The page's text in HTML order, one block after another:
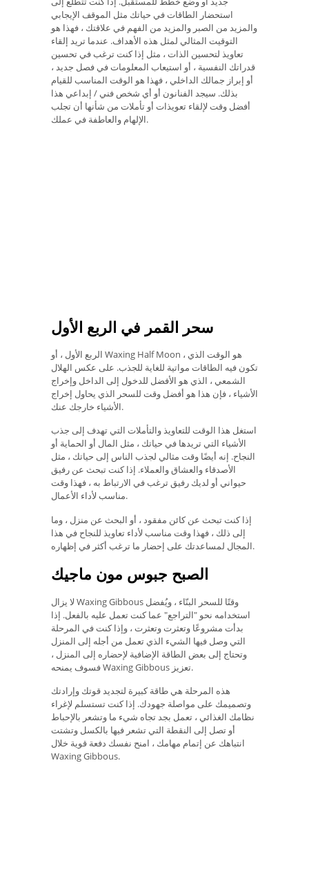
استحضار الطاقات في حياتك مثل الموقف الإيجابي
والمزيد من الصبر والمزيد من الفهم في علاقتك ، فهذا هو
التوقيت المثالي لمثل هذه الأهداف. عندما تريد إلقاء
تعاويذ لتحسين الذات ، مثل إذا كنت ترغب في تحسين
قدراتك النفسية ، أو استيعاب المعلومات في فصل جديد ،
أو إبراز جمالك الداخلي ، فهذا هو الوقت المناسب للقيام
بذلك. سيجد الفنانون أو أي شخص فني / إبداعي هذا
أفضل وقت لإلقاء تعويذات أو تأملات من شأنها أن تجلب
الإلهام والعاطفة في عملك.
سحر القمر في الربع الأول
الربع الأول ، أو Waxing Half Moon ، هو الوقت الذي
تكون فيه الطاقات مواتية للغاية للجذب. على عكس الهلال
الشمعي ، الذي هو الأفضل للدخول إلى الداخل وإخراج
الأشياء ، فإن هذا هو أفضل وقت للسحر الذي يحاول إخراج
الأشياء خارجك عنك.
استغل هذا الوقت للتعاويذ والتأملات التي تهدف إلى جذب
الأشياء التي تريدها في حياتك ، مثل المال أو الحماية أو
النجاح. إنه أيضًا وقت مثالي لجذب الناس إلى حياتك ، مثل
الأصدقاء والعشاق والعملاء. إذا كنت تبحث عن رفيق
حيواني أو لديك رفيق ترغب في الارتباط به ، فهذا وقت
مناسب لأداء الأعمال.
إذا كنت تبحث عن كائن مفقود ، أو البحث عن منزل ، وما
إلى ذلك ، فهذا وقت مناسب لأداء تعاويذ للنجاح في هذا
المجال لمساعدتك على إحضار ما ترغب أكثر في إظهاره.
الصبح جبوس مون ماجيك
لا يزال Waxing Gibbous وقتًا للسحر البنّاء ، ويُفضل
استخدامه نحو "التراجع" عما كنت تعمل عليه بالفعل. إذا
بدأت مشروعًا وتعثرت وتعثرت ، وإذا كنت في المرحلة
التي وصل فيها الشيء الذي تعمل من أجله إلى المنزل
وتحتاج إلى بعض الطاقة الإضافية لإحضاره إلى المنزل ،
فسوف يمنحه Waxing Gibbous تعزيز.
هذه المرحلة هي طاقة كبيرة لتجديد قوتك وإرادتك
وتصميمك على مواصلة جهودك. إذا كنت تستسلم لإغراء
نظامك الغذائي ، تعمل بجد تجاه شيء ما وتشعر بالإحباط
أو تصل إلى النقطة التي تشعر فيها بالكسل وتشتت
انتباهك عن إتمام مهامك ، امنح نفسك دفعة قوية خلال
Waxing Gibbous.